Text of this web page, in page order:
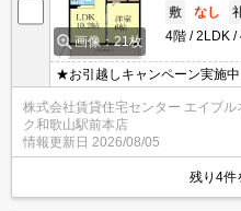
画像：21枚
敷
なし
4階
2LDK
★お引越しキャンペーン実施中
お問い合わせください★
株式会社賃貸住宅センター エイブル
ク和歌山駅前本店
情報更新日 2026/08/05
残り4件